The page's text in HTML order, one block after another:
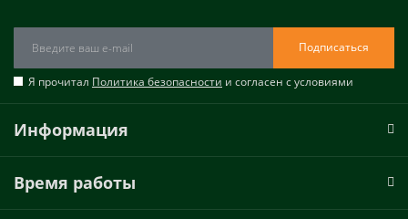
Подписаться
Я прочитал Политика безопасности и согласен с условиями
Информация
Время работы